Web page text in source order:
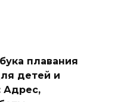
плавания
детей и
Адрес,